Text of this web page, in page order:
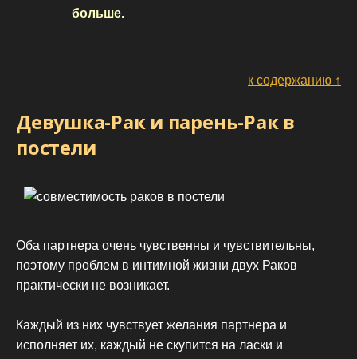
больше.
к содержанию ↑
Девушка-Рак и парень-Рак в
постели
Оба партнера очень чувственны и чувствительны,
поэтому проблем в интимной жизни двух Раков
практически не возникает.
Каждый из них чувствует желания партнера и
исполняет их, каждый не скупится на ласки и